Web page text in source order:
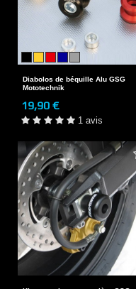
Diabolos de béquille Alu GSG
Mototechnik
19,90 €
1 avis